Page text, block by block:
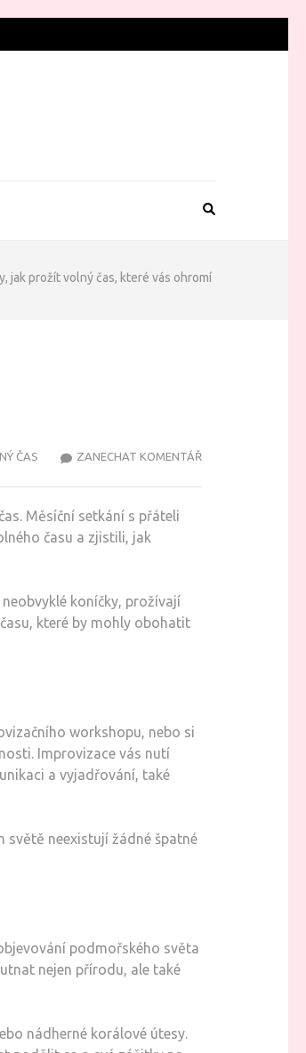
jak prožít volný čas, které vás ohromí
ZANECHAT KOMENTÁŘNA
ČAS
Měsíční setkání s přáteli
času a zjistili, jak
koníčky, prožívají
které by mohly obohatit
workshopu, nebo si
Improvizace vás nutí
a vyjadřování, také
světě neexistují žádné špatné
podmořského světa
nejen přírodu, ale také
nádherné korálové útesy.